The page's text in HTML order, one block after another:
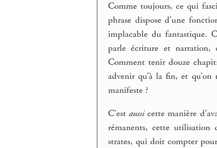
Comme toujours, ce qui
phrase dispose d’une
implacable du fantastique.
parle écriture et narration,
Comment tenir douze
advenir qu’à la fin, et
manifeste ?
C’estaussicette manière
rémanents, cette utilisation
strates, qui doit compter